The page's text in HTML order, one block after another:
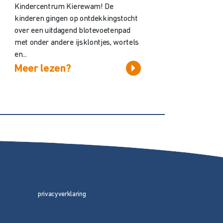
Kindercentrum Kierewam! De
kinderen gingen op ontdekkingstocht
over een uitdagend blotevoetenpad
met onder andere ijsklontjes, wortels
en...
Meer lezen?
privacyverklaring